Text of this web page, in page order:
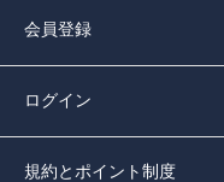
会員登録
ログイン
規約とポイント制度